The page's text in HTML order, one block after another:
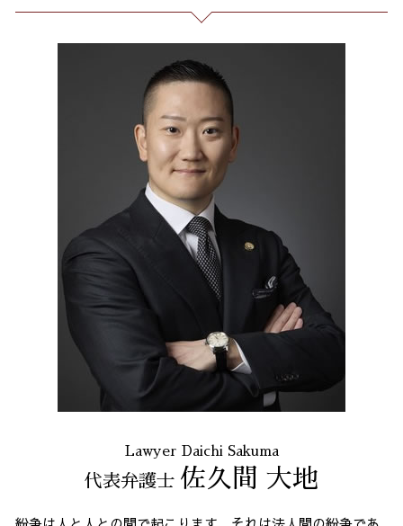
詐欺 泣き寝入り
振り込め 詐欺 警察
小規模 個人再生 デメリット
個人 自己破産 デメリット
借金 過払い請求 デメリット
個人再生 5年
企業法務 とは
顧問 弁護士 メリット
企業 法務 部
不当解雇 とは
不当解雇 労基
パワハラ 相談 解決
セクハラ 相談 解決
未払い 賃金
誹謗中傷 特定
誹謗中傷 逮捕
発信者情報 開示請求
情報開示請求 費用
企業法務 港区 相談
振り込め詐欺 23区 相談
架空請求 東京都 相談
リーガルチェック 23区 相談
企業法務 23区 弁護士
企業法務 東京都 弁護士
個人再生 東京都 弁護士
個人再生 港区 相談
企業法務 全国 弁護士
消費者被害 東京都 弁護士
消費者被害 港区 相談
マルチ商法 全国 相談
誹謗中傷 港区
振り込め詐欺 港区 相談
不当請求 東京都 弁護士
Lawyer Daichi Sakuma
代表弁護士 佐久間 大地